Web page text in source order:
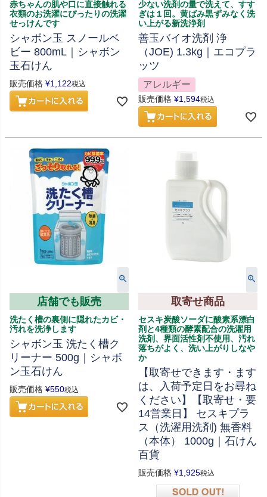
赤ちゃんの肌や口に直接触れる
衣類のお洗濯にぴったりの洗濯
せっけんです
シャボン玉 スノールベ
ビー 800mL｜シャボン
玉石けん
販売価格 ¥1,122税込
少ない洗剤の量で洗えて、すす
ぎは１回。黄ばみ黒ずみなく洗
い上がる新洗浄剤
善玉バイオ洗剤 浄
（JOE) 1.3kg｜エコプラ
ッツ
アレルギー
販売価格 ¥1,594税込
店舗でも販売
洗たく槽の裏側に隠れたカビ・
汚れを洗浄します
シャボン玉 洗たく槽ク
リーナー 500g｜シャボ
ン玉石けん
販売価格 ¥550税込
取寄せ商品
セスキ炭酸ソーダに酸素系漂白
剤と4種類の酵素配合の洗濯用
洗剤、界面活性剤不使用、汚れ
落ちがよく、洗い上がりしなや
か
【取寄せできます・ます
は、入荷予定日をお尋ね
ください】【取寄せ・要
14営業日】 セスキプラ
ス（洗濯用洗剤) 無香料
（本体） 1000g｜石けん
百貨
販売価格 ¥1,925税込